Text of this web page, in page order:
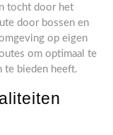
tocht door het
door bossen en
op eigen
om optimaal te
te bieden heeft.